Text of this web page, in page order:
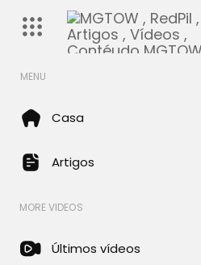
MENU
Casa
Artigos
MORE VIDEOS
Últimos vídeos